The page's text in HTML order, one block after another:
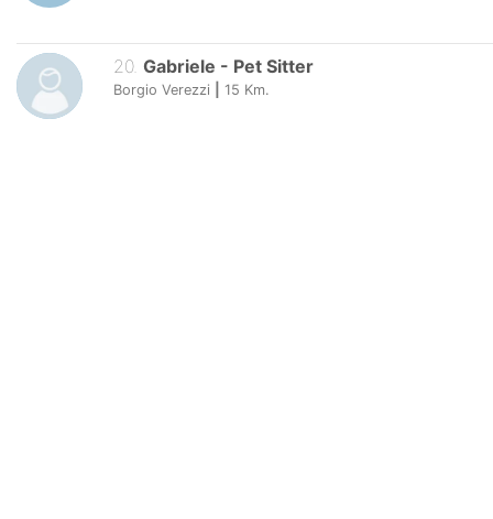
20. Gabriele - Pet Sitter
Borgio Verezzi 15 Km.